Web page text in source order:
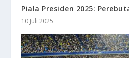
Piala Presiden 2025:
10 Juli 2025